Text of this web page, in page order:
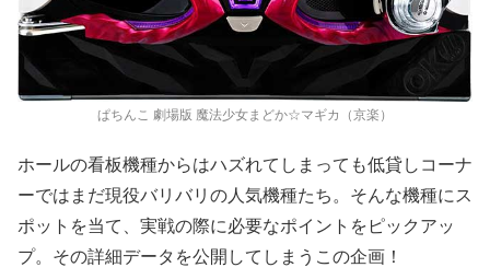
ぱちんこ 劇場版 魔法少女まどか☆マギカ（京楽）
ホールの看板機種からはハズれてしまっても低貸しコーナ
ーではまだ現役バリバリの人気機種たち。そんな機種にス
ポットを当て、実戦の際に必要なポイントをピックアッ
プ。その詳細データを公開してしまうこの企画！